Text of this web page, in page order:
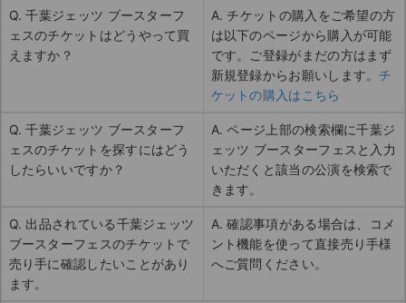
Q. 千葉ジェッツ ブースターフ
ェスのチケットはどうやって買
えますか？
A. チケットの購入をご希望の方
は以下のページから購入が可能
です。ご登録がまだの方はまず
新規登録からお願いします。 チ
ケットの購入はこちら
Q. 千葉ジェッツ ブースターフ
ェスのチケットを探すにはどう
したらいいですか？
A. ページ上部の検索欄に千葉ジ
ェッツ ブースターフェスと入力
いただくと該当の公演を検索で
きます。
Q. 出品されている千葉ジェッツ
ブースターフェスのチケットで
売り手に確認したいことがあり
ます。
A. 確認事項がある場合は、コメ
ント機能を使って直接売り手様
へご質問ください。